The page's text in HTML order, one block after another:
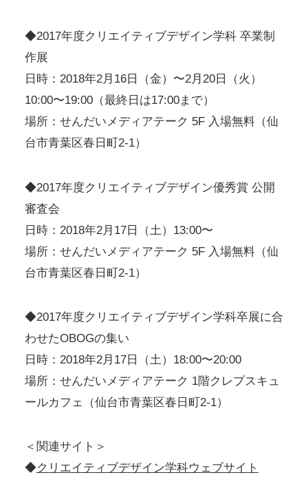
◆2017年度クリエイティブデザイン学科 卒業制
作展
日時：2018年2月16日（金）〜2月20日（火）
10:00〜19:00（最終日は17:00まで）
場所：せんだいメディアテーク 5F 入場無料（仙
台市青葉区春日町2-1）
◆2017年度クリエイティブデザイン優秀賞 公開
審査会
日時：2018年2月17日（土）13:00〜
場所：せんだいメディアテーク 5F 入場無料（仙
台市青葉区春日町2-1）
◆2017年度クリエイティブデザイン学科卒展に合
わせたOBOGの集い
日時：2018年2月17日（土）18:00〜20:00
場所：せんだいメディアテーク 1階クレプスキュ
ールカフェ（仙台市青葉区春日町2-1）
＜関連サイト＞
◆クリエイティブデザイン学科ウェブサイト